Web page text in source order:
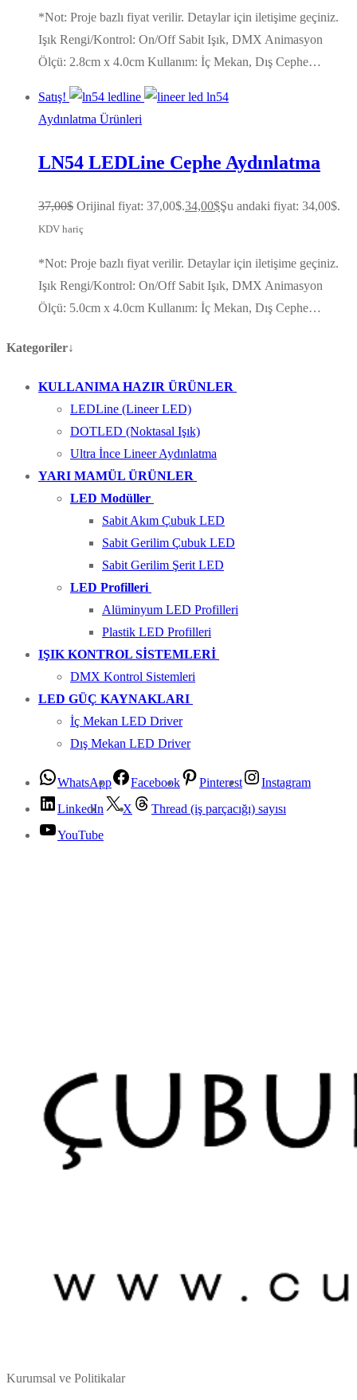
*Not: Proje bazlı fiyat verilir. Detaylar için iletişime geçiniz.
Işık Rengi/Kontrol: On/Off Sabit Işık, DMX Animasyon
Ölçü: 2.8cm x 4.0cm Kullanım: İç Mekan, Dış Cephe…
Satış!
Aydınlatma Ürünleri
LN54 LEDLine Cephe Aydınlatma
37,00$ Orijinal fiyat: 37,00$.34,00$Şu andaki fiyat: 34,00$.
KDV hariç
*Not: Proje bazlı fiyat verilir. Detaylar için iletişime geçiniz.
Işık Rengi/Kontrol: On/Off Sabit Işık, DMX Animasyon
Ölçü: 5.0cm x 4.0cm Kullanım: İç Mekan, Dış Cephe…
Kategoriler↓
KULLANIMA HAZIR ÜRÜNLER
LEDLine (Lineer LED)
DOTLED (Noktasal Işık)
Ultra İnce Lineer Aydınlatma
YARI MAMÜL ÜRÜNLER
LED Modüller
Sabit Akım Çubuk LED
Sabit Gerilim Çubuk LED
Sabit Gerilim Şerit LED
LED Profilleri
Alüminyum LED Profilleri
Plastik LED Profilleri
IŞIK KONTROL SİSTEMLERİ
DMX Kontrol Sistemleri
LED GÜÇ KAYNAKLARI
İç Mekan LED Driver
Dış Mekan LED Driver
WhatsApp Facebook Pinterest
Instagram
LinkedIn
X
Thread (iş parçacığı) sayısı
YouTube
Kurumsal ve Politikalar